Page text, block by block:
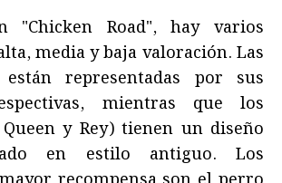
"Chicken Road", hay varios
media y baja valoración. Las
representadas por sus
mientras que los
Queen y Rey) tienen un diseño
en estilo antiguo. Los